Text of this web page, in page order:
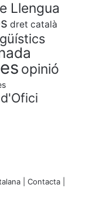
Llengua
dret català
opinió
| Contacta